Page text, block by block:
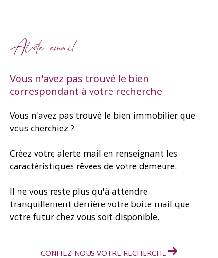
Alerte email
Vous n'avez pas trouvé le bien
correspondant à votre recherche
Vous n'avez pas trouvé le bien immobilier que
vous cherchiez ?
Créez votre alerte mail en renseignant les
caractéristiques rêvées de votre demeure.
Il ne vous reste plus qu'à attendre
tranquillement derrière votre boite mail que
votre futur chez vous soit disponible.
CONFIEZ-NOUS VOTRE RECHERCHE